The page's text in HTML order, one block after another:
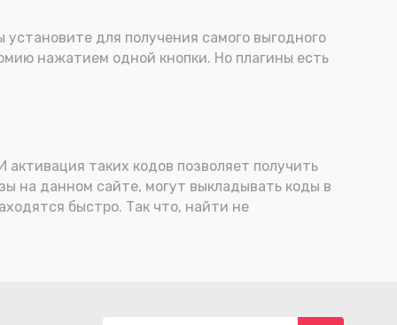
установите для получения самого выгодного
нажатием одной кнопки. Но плагины есть
таких кодов позволяет получить
на данном сайте, могут выкладывать коды в
быстро. Так что, найти не